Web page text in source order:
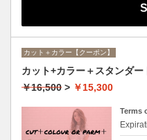
カット＋カラー【クーポン】
カット+カラー＋スタンダー
￥16,500 > ￥15,300
Terms